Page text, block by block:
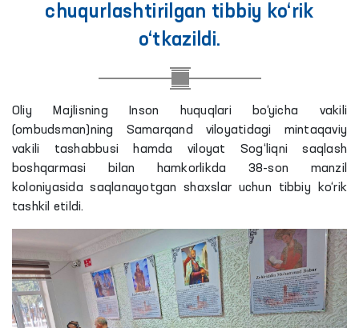
chuqurlashtirilgan tibbiy ko‘rik
o‘tkazildi.
Oliy Majlisning Inson huquqlari bo‘yicha vakili
(ombudsman)ning Samarqand viloyatidagi mintaqaviy
vakili tashabbusi hamda viloyat Sog‘liqni saqlash
boshqarmasi bilan hamkorlikda 38-son manzil
koloniyasida saqlanayotgan shaxslar uchun tibbiy ko‘rik
tashkil etildi.